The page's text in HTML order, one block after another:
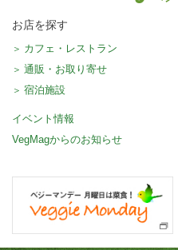
お店を探す
カフェ・レストラン
通販・お取り寄せ
宿泊施設
イベント情報
VegMagからのお知らせ